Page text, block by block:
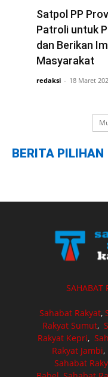
di Way Kanan
redaksi - 19 Maret
Satpol PP
Patroli untuk
dan Berikan
Masyarakat
redaksi - 18 Maret
BERITA PILIHAN
SAHABAT
Sahabat Rakyat,
Rakyat Sumut,
Rakyat Kepri,
Rakyat Jambi,
Sahabat